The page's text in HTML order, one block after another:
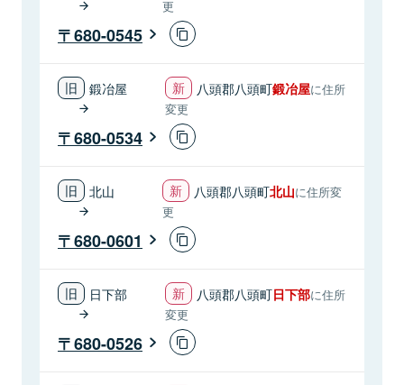
更
680-0545
鍛冶屋 八頭郡八頭町鍛冶屋に住所
変更
680-0534
北山 八頭郡八頭町北山に住所変
更
680-0601
日下部 八頭郡八頭町日下部に住所
変更
680-0526